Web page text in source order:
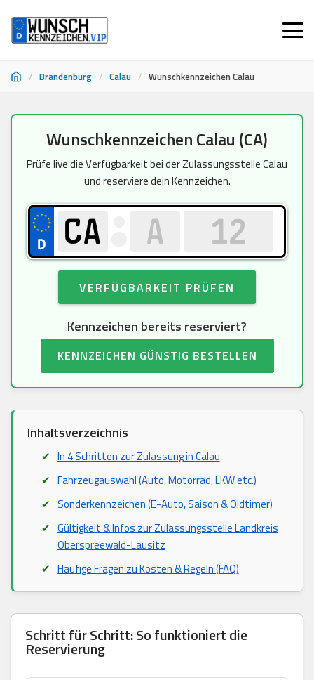
/ Brandenburg / Calau / Wunschkennzeichen Calau
springen
Wunschkennzeichen Calau (CA)
Prüfe live die Verfügbarkeit bei der Zulassungsstelle Calau
und reserviere dein Kennzeichen.
VERFÜGBARKEIT PRÜFEN
Kennzeichen bereits reserviert?
KENNZEICHEN GÜNSTIG BESTELLEN
Inhaltsverzeichnis
In 4 Schritten zur Zulassung in Calau
Fahrzeugauswahl (Auto, Motorrad, LKW etc.)
Sonderkennzeichen (E-Auto, Saison & Oldtimer)
Gültigkeit & Infos zur Zulassungsstelle Landkreis
Oberspreewald-Lausitz
Häufige Fragen zu Kosten & Regeln (FAQ)
Schritt für Schritt: So funktioniert die
Reservierung